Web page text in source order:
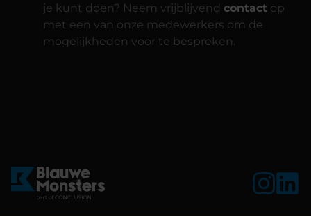
je kunt doen? Neem vrijblijvend contactop
met een van onze medewerkers om de
mogelijkheden voor te bespreken.